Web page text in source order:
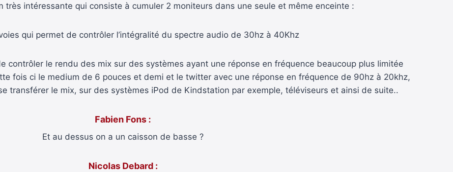
très intéressante qui consiste à cumuler 2 moniteurs dans une seule et même enceinte :
qui permet de contrôler l’intégralité du spectre audio de 30hz à 40Khz
contrôler le rendu des mix sur des systèmes ayant une réponse en fréquence beaucoup plus limitée
fois ci le medium de 6 pouces et demi et le twitter avec une réponse en fréquence de 90hz à 20khz,
transférer le mix, sur des systèmes iPod de Kindstation par exemple, téléviseurs et ainsi de suite..
Fabien Fons :
Et au dessus on a un caisson de basse ?
Nicolas Debard :